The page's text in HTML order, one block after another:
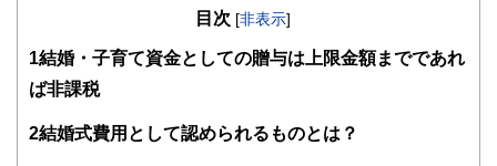
目次 [非表示]
1 結婚・子育て資金としての贈与は上限金額までであれ
ば非課税
2結婚式費用として認められるものとは？